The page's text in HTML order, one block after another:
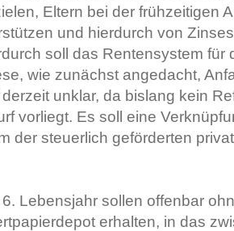
Eltern bei der frühzeitigen
und hierdurch von
soll das Rentensystem für
wie zunächst angedacht,
unklar, da bislang kein
vorliegt. Es soll eine
der steuerlich geförderten
Lebensjahr sollen offenbar
erhalten, in das